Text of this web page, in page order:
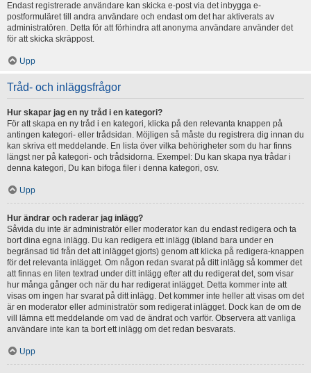
Endast registrerade användare kan skicka e-post via det inbygga e-
postformuläret till andra användare och endast om det har aktiverats av
administratören. Detta för att förhindra att anonyma användare använder det
för att skicka skräppost.
Upp
Tråd- och inläggsfrågor
Hur skapar jag en ny tråd i en kategori?
För att skapa en ny tråd i en kategori, klicka på den relevanta knappen på
antingen kategori- eller trådsidan. Möjligen så måste du registrera dig innan du
kan skriva ett meddelande. En lista över vilka behörigheter som du har finns
längst ner på kategori- och trådsidorna. Exempel: Du kan skapa nya trådar i
denna kategori, Du kan bifoga filer i denna kategori, osv.
Upp
Hur ändrar och raderar jag inlägg?
Såvida du inte är administratör eller moderator kan du endast redigera och ta
bort dina egna inlägg. Du kan redigera ett inlägg (ibland bara under en
begränsad tid från det att inlägget gjorts) genom att klicka på redigera-knappen
för det relevanta inlägget. Om någon redan svarat på ditt inlägg så kommer det
att finnas en liten textrad under ditt inlägg efter att du redigerat det, som visar
hur många gånger och när du har redigerat inlägget. Detta kommer inte att
visas om ingen har svarat på ditt inlägg. Det kommer inte heller att visas om det
är en moderator eller administratör som redigerat inlägget. Dock kan de om de
vill lämna ett meddelande om vad de ändrat och varför. Observera att vanliga
användare inte kan ta bort ett inlägg om det redan besvarats.
Upp